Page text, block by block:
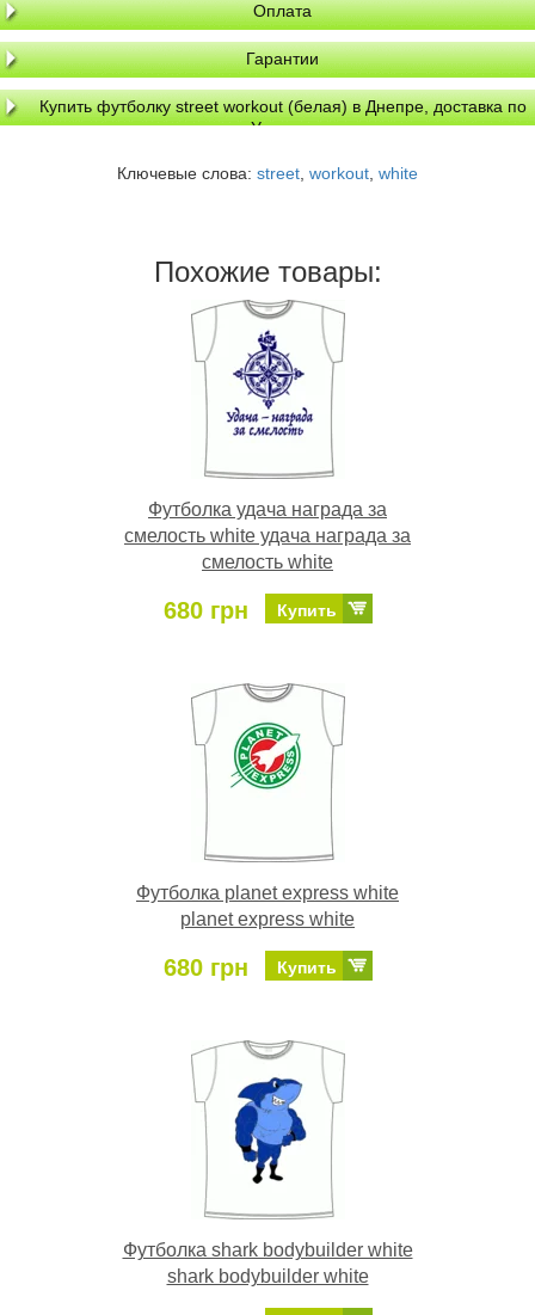
Оплата
Гарантии
Купить футболку street workout (белая) в Днепре, доставка по
Украине
Ключевые слова: street, workout, white
Похожие товары:
Футболка удача награда за
смелость white удача награда за
смелость white
680 грн Купить
Футболка planet express white
planet express white
680 грн Купить
Футболка shark bodybuilder white
shark bodybuilder white